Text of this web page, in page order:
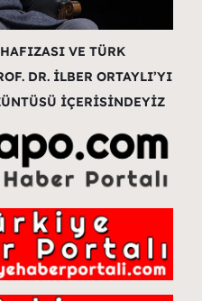
VE TÜRK
DR. İLBER ORTAYLI’YI
İÇERİSİNDEYİZ